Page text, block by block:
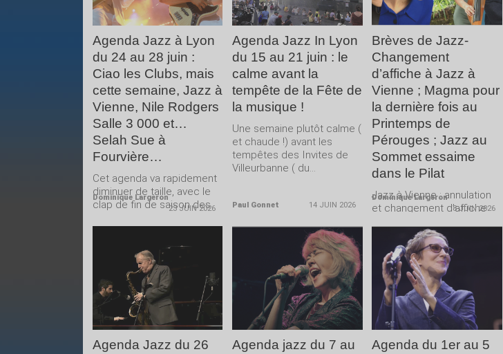
Agenda Jazz à Lyon
du 24 au 28 juin :
Ciao les Clubs, mais
cette semaine, Jazz à
Vienne, Nile Rodgers
Salle 3 000 et…
Selah Sue à
Fourvière…
Cet agenda va rapidement
diminuer de taille, avec le
clap de fin de saison des
Dominique Largeron
23 JUIN 2026
Agenda Jazz In Lyon
du 15 au 21 juin : le
calme avant la
tempête de la Fête de
la musique !
Une semaine plutôt calme (
et chaude !) avant les
tempêtes des Invites de
Villeurbanne ( du...
Paul Gonnet 14 JUIN 2026
Brèves de Jazz-
Changement
d’affiche à Jazz à
Vienne ; Magma pour
la dernière fois au
Printemps de
Pérouges ; Jazz au
Sommet essaime
dans le Pilat
Jazz à Vienne : annulation
et changement d’affiche
Orléans du 8 juillet C’est
Dominique Largeron
8 JUIN 2026
LIRE LA
SUITE
Agenda Jazz du 26
LIRE LA
SUITE
Agenda jazz du 7 au
LIRE LA
SUITE
Agenda du 1er au 5